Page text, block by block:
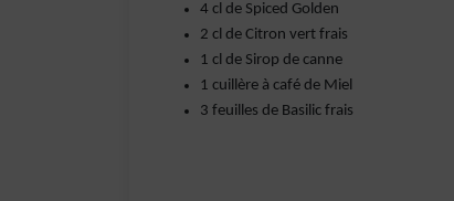
4 cl de Spiced Golden
2 cl de Citron vert frais
1 cl de Sirop de canne
1 cuillère à café de Miel
3 feuilles de Basilic frais